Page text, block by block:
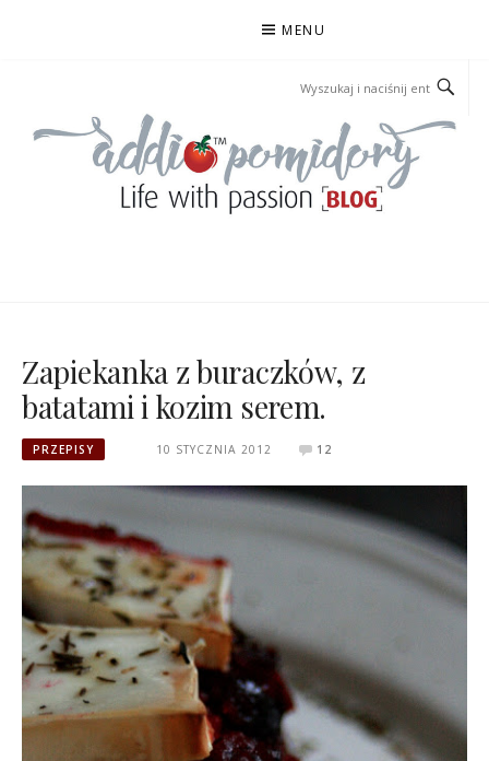
MENU
Zapiekanka z buraczków, z
batatami i kozim serem.
PRZEPISY 10 STYCZNIA 2012 12